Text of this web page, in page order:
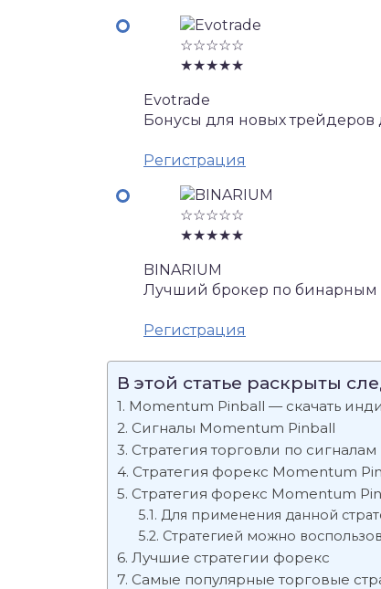
☆☆☆☆☆
★★★★★
Evotrade
Бонусы для новых трейдеров
Регистрация
☆☆☆☆☆
★★★★★
BINARIUM
Лучший брокер по бинарным
Регистрация
В этой статье раскрыты
Momentum Pinball — скачать
Сигналы Momentum Pinball
Стратегия торговли по
Стратегия форекс Momentum
Стратегия форекс Momentum
Для применения данной
Стратегией можно
Лучшие стратегии форекс
Самые популярные торговые